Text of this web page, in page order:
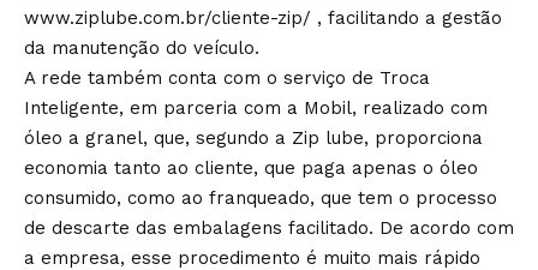
www.ziplube.com.br/cliente-zip/ , facilitando a gestão
da manutenção do veículo.
A rede também conta com o serviço de Troca
Inteligente, em parceria com a Mobil, realizado com
óleo a granel, que, segundo a Zip lube, proporciona
economia tanto ao cliente, que paga apenas o óleo
consumido, como ao franqueado, que tem o processo
de descarte das embalagens facilitado. De acordo com
a empresa, esse procedimento é muito mais rápido